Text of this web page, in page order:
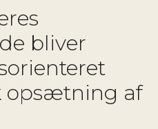
bliver
opsætning af